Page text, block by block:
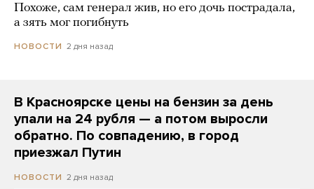
Похоже, сам генерал жив, но его дочь пострадала,
а зять мог погибнуть
НОВОСТИ 2 дня назад
В Красноярске цены на бензин за день
упали на 24 рубля — а потом выросли
обратно. По совпадению, в город
приезжал Путин
НОВОСТИ 2 дня назад